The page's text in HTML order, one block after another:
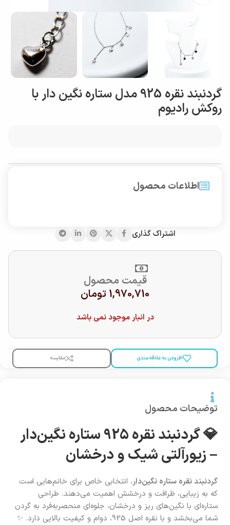
گردنبند نقره 925 مدل ستاره نگین‌ دار با
روکش رادیوم
اطلاعات محصول
اشتراک گذاری
قیمت محصول
1,970,710 تومان
در انبار موجود نمی باشد
افزودن به علاقه مندی مقایسه
توضیحات محصول
💎 گردنبند نقره 925 ستاره نگین‌دار
– زیورآلتی شیک و درخشان
گردنبند نقره ستاره نگین‌دار، انتخابی خاص برای خانم‌هایی است
که به زیبایی، ظرافت و درخشش اهمیت می‌دهند. طراحی
ستاره‌ای با نگین‌های ریز و درخشان، جلوه‌ای منحصر‌به‌فرد به گردن
شما می‌بخشد و با نقره اصل 925، دوام و کیفیت بالایی دارد. ✨